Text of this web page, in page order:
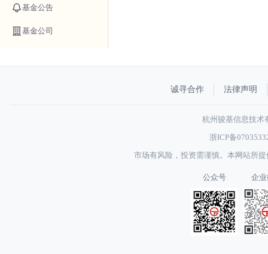
基金公告
基金公司
诚寻合作 法律声明
杭州骏基信息技术
浙ICP备
市场有风险，投资需谨慎。本网站所
公众号 企